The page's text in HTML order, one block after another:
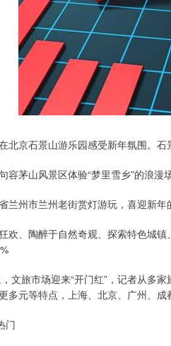
北京石景山游乐园感受新年氛围。石
容茅山风景区体验“梦里雪乡”的浪漫
兰州市兰州老街赏灯游玩，喜迎新年
欢、陶醉于自然奇观、探索特色城
文旅市场迎来“开门红”，记者从多
多元等特点，上海、北京、广州、
门